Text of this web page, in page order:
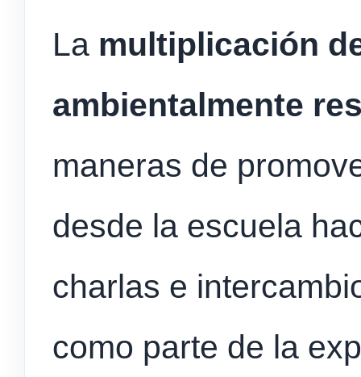
La multiplicación
ambientalmente
maneras de
desde la escuela
charlas e
como parte de la